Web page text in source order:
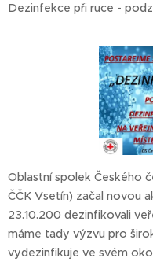
Dezinfekce při ruce -
Oblastní spolek Českého
ČČK Vsetín) začal novou
23.10.200 dezinfikovali
máme tady výzvu pro
vydezinfikuje ve svém